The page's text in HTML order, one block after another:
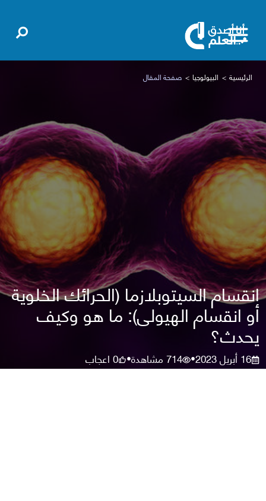
الرئيسية البيولوجيا صفحة المقال
انقسام السيتوبلازما (الحرائك الخلوية
أو انقسام الهيولى): ما هو وكيف
يحدث؟
16 أبريل 2023 •
714مشاهدة•
0اعجاب